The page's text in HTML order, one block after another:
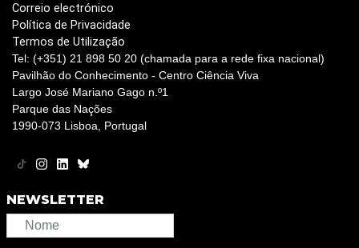
Correio electrónico
Política de Privacidade
Termos de Utilização
Tel: (+351) 21 898 50 20 (chamada para a rede fixa nacional)
Pavilhão do Conhecimento - Centro Ciência Viva
Largo José Mariano Gago n.º1
Parque das Nações
1990-073 Lisboa, Portugal
NEWSLETTER